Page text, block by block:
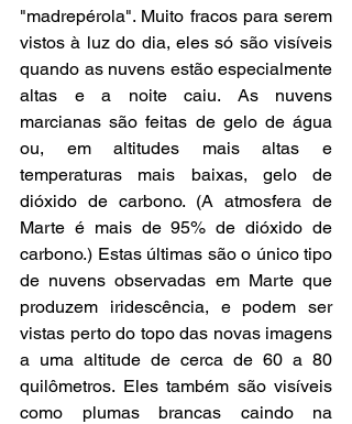
"madrepérola". Muito fracos para serem
vistos à luz do dia, eles só são visíveis
quando as nuvens estão especialmente
altas e a noite caiu. As nuvens
marcianas são feitas de gelo de água
ou, em altitudes mais altas e
temperaturas mais baixas, gelo de
dióxido de carbono. (A atmosfera de
Marte é mais de 95% de dióxido de
carbono.) Estas últimas são o único tipo
de nuvens observadas em Marte que
produzem iridescência, e podem ser
vistas perto do topo das novas imagens
a uma altitude de cerca de 60 a 80
quilômetros. Eles também são visíveis
como plumas brancas caindo na